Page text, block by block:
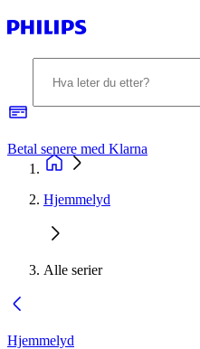
Betal senere med Klarna
Hjemmelyd
Alle serier
Hjemmelyd